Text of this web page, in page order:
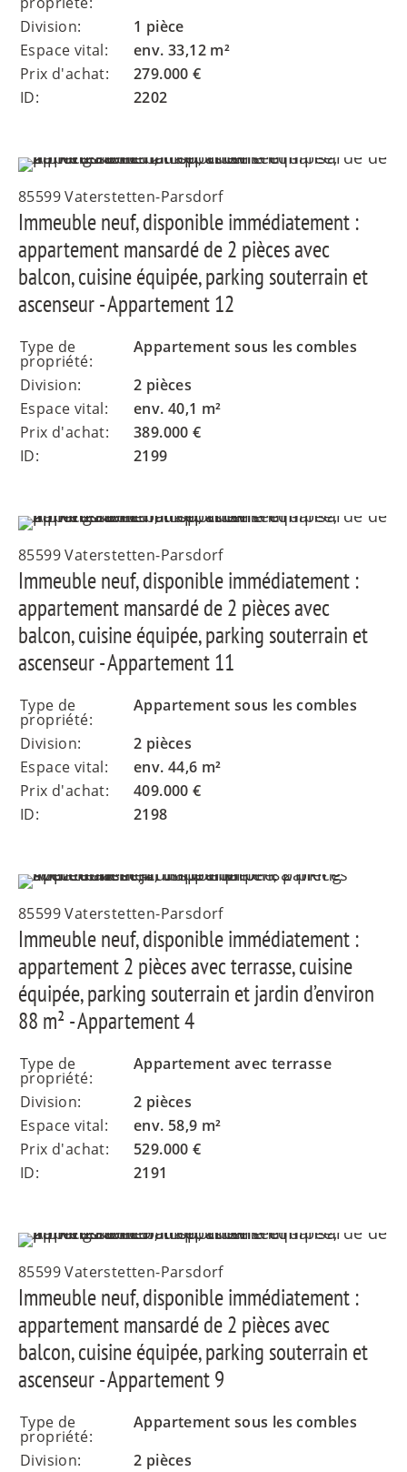
Division:
1 pièce
Espace vital:
env. 33,12 m²
Prix d'achat:
279.000 €
ID:
2202
85599 Vaterstetten-Parsdorf
Immeuble neuf, disponible immédiatement :
appartement mansardé de 2 pièces avec
balcon, cuisine équipée, parking souterrain et
ascenseur - Appartement 12
Type de
propriété:
Appartement sous les combles
Division:
2 pièces
Espace vital:
env. 40,1 m²
Prix d'achat:
389.000 €
ID:
2199
85599 Vaterstetten-Parsdorf
Immeuble neuf, disponible immédiatement :
appartement mansardé de 2 pièces avec
balcon, cuisine équipée, parking souterrain et
ascenseur - Appartement 11
Type de
propriété:
Appartement sous les combles
Division:
2 pièces
Espace vital:
env. 44,6 m²
Prix d'achat:
409.000 €
ID:
2198
85599 Vaterstetten-Parsdorf
Immeuble neuf, disponible immédiatement :
appartement 2 pièces avec terrasse, cuisine
équipée, parking souterrain et jardin d’environ
88 m² - Appartement 4
Type de
propriété:
Appartement avec terrasse
Division:
2 pièces
Espace vital:
env. 58,9 m²
Prix d'achat:
529.000 €
ID:
2191
85599 Vaterstetten-Parsdorf
Immeuble neuf, disponible immédiatement :
appartement mansardé de 2 pièces avec
balcon, cuisine équipée, parking souterrain et
ascenseur - Appartement 9
Type de
propriété:
Appartement sous les combles
Division:
2 pièces